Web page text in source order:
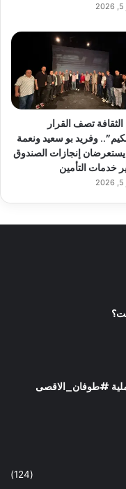
تصف القرار
وفريد بو سعيد ونعمة
إنجازات الصندوق
خدمات التأمين
#طوفان_الاقصى
(124)